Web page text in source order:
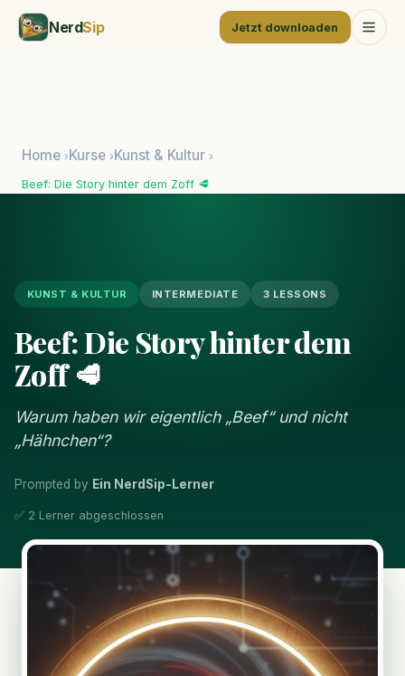
NerdSip Jetzt downloaden
Home ›Kurse ›Kunst & Kultur ›
Beef: Die Story hinter dem Zoff 🥩
KUNST & KULTUR INTERMEDIATE 3 LESSONS
Beef: Die Story hinter dem
Zoff 🥩
Warum haben wir eigentlich „Beef“ und nicht
„Hähnchen“?
Prompted by Ein NerdSip-Lerner
✅ 2 Lerner abgeschlossen